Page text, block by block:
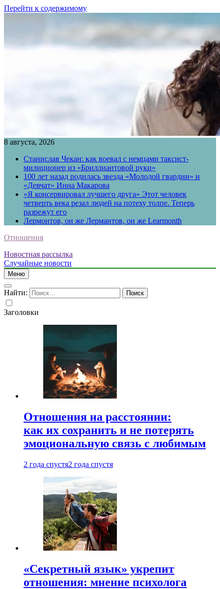
Перейти к содержимому
8 августа, 2026
Станислав Чекан: как воевал с немцами таксист-
милиционер из «Бриллиантовой руки»
100 лет назад родилась звезда «Молодой гвардии» и
«Девчат» Инна Макарова
«Я консервировал лучшего друга» Этот человек
четверть века резал людей на потеху толпе. Теперь
разрежут его
Лермонтов, он же Лермантов, он же Learmonth
Отношения
Новостная рассылка
Случайные новости
Меню
Найти:
Заголовки
Отношения на расстоянии:
как их сохранить и не потерять
эмоциональную связь с любимым
2 года спустя2 года спустя
«Секретный язык» укрепит
отношения: мнение психолога